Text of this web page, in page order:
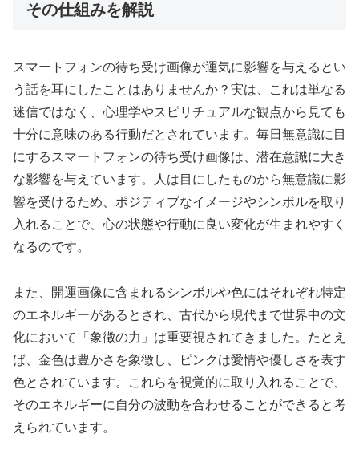
その仕組みを解説
スマートフォンの待ち受け画像が運気に影響を与えるとい
う話を耳にしたことはありませんか？実は、これは単なる
迷信ではなく、心理学やスピリチュアルな観点から見ても
十分に意味のある行動だとされています。毎日無意識に目
にするスマートフォンの待ち受け画像は、潜在意識に大き
な影響を与えています。人は目にしたものから無意識に影
響を受けるため、ポジティブなイメージやシンボルを取り
入れることで、心の状態や行動に良い変化が生まれやすく
なるのです。
また、開運画像に含まれるシンボルや色にはそれぞれ特定
のエネルギーがあるとされ、古代から現代まで世界中の文
化において「象徴の力」は重要視されてきました。たとえ
ば、金色は豊かさを象徴し、ピンクは愛情や優しさを表す
色とされています。これらを視覚的に取り入れることで、
そのエネルギーに自分の波動を合わせることができると考
えられています。